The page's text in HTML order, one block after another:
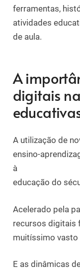
ferramentas,
atividades
de aula.
A
digitais
A utilização de
ensino-
à
educação do
Acelerado pela
recursos digitais
muitíssimo vasto
E as dinâmicas